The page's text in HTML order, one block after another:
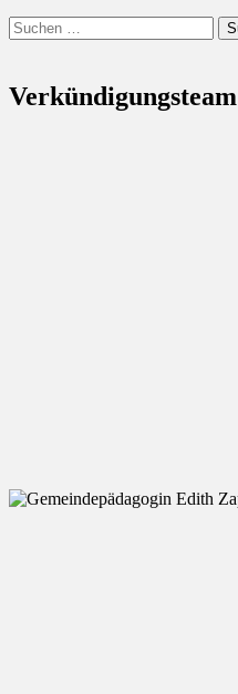
Suchen
Suchen
nach:
Verkündigungsteam